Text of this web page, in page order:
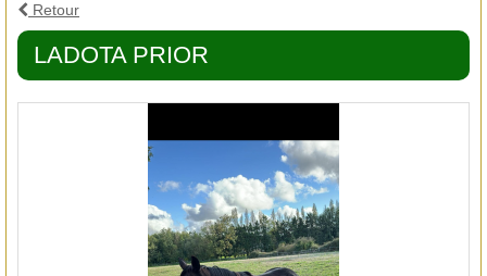
Retour
LADOTA PRIOR